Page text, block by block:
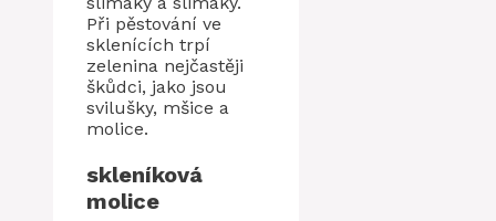
Při pěstování ve
sklenících trpí
zelenina nejčastěji
škůdci, jako jsou
svilušky, mšice a
molice.
skleníková
molice